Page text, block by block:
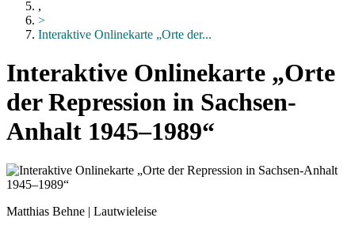
,
>
Interaktive Onlinekarte „Orte der...
Interaktive Onlinekarte „Orte
der Repression in Sachsen-
Anhalt 1945–1989“
Matthias Behne | Lautwieleise